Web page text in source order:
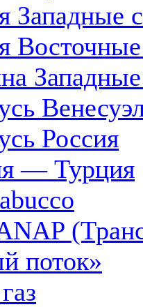
Западные
Россия
— Турция
поток»